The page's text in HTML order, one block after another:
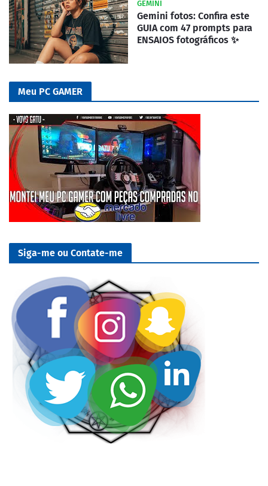
GEMINI
Gemini fotos: Confira este
GUIA com 47 prompts para
ENSAIOS fotográficos ✨
Meu PC GAMER
Siga-me ou Contate-me